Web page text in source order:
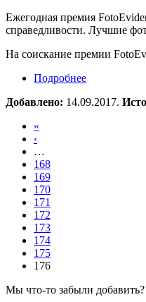
Ежегодная премия
справедливости. Лучшие
На соискание премии
Подробнее
Добавлено: 14.09.2017.
«
‹
…
168
169
170
171
172
173
174
175
176
Мы что-то забыли добавить?